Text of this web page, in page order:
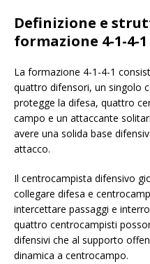
Definizione e
formazione 4-1-4-1
La formazione 4-1-4-1
quattro difensori, un singolo
protegge la difesa, quattro
campo e un attaccante
avere una solida base
attacco.
Il centrocampista difensivo
collegare difesa e
intercettare passaggi e
quattro centrocampisti
difensivi che al supporto
dinamica a centrocampo.